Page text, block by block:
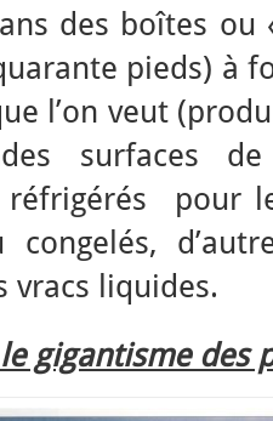
des boîtes ou
pieds) à
l’on veut
surfaces
réfrigérés pour
congelés,
vracs liquides.
gigantisme des